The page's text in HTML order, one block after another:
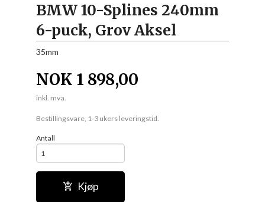
BMW 10-Splines 240mm
6-puck, Grov Aksel
35mm
NOK 1 898,00
inkl. mva.
Bestillingsvare, 1-3 ukers leveringstid.
Antall
Kjøp